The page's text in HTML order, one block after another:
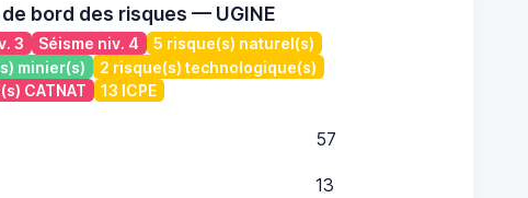
de bord des risques — UGINE
3 Séisme niv. 4
5 risque(s) naturel(s)
minier(s)
2 risque(s) technologique(s)
CATNAT
13 ICPE
57
13